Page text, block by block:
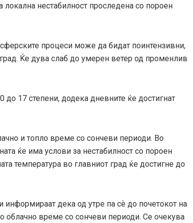
локална нестабилност проследена со пороен
процеси може да бидат поинтензивни,
Ќе дува слаб до умерен ветер од променлив
17 степени, додека дневните ќе достигнат
и топло време со сончеви периоди. Во
ќе има услови за нестабилност со пороен
температура во главниот град ќе достигне до
дека од утре па сѐ до почетокот на
време со сончеви периоди. Се очекува